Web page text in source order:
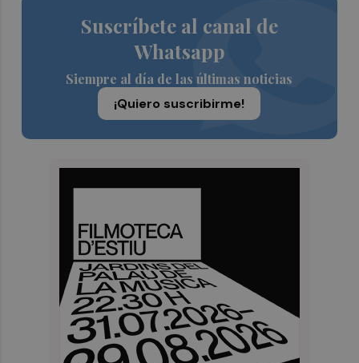
Suscríbete al canal de
Whatsapp
Siempre al día de las últimas noticias
¡Quiero suscribirme!